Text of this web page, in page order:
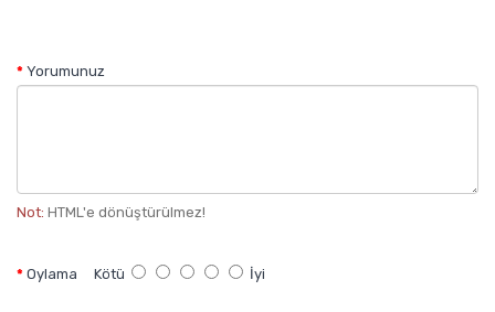
Yorumunuz
Not: HTML'e dönüştürülmez!
Oylama Kötü İyi